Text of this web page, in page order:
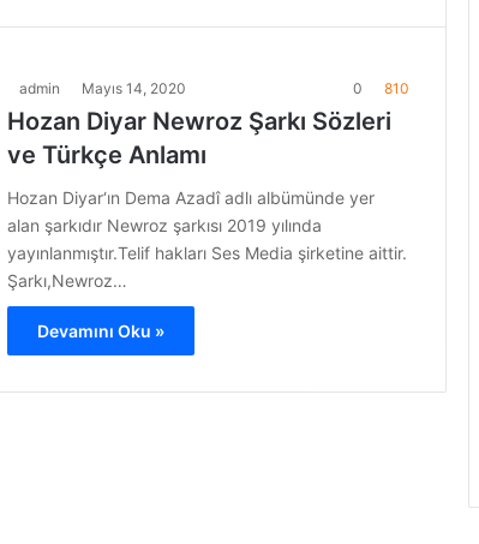
admin Mayıs 14, 2020 0 810
Hozan Diyar Newroz Şarkı Sözleri
ve Türkçe Anlamı
Hozan Diyar‘ın Dema Azadî adlı albümünde yer
alan şarkıdır Newroz şarkısı 2019 yılında
yayınlanmıştır.Telif hakları Ses Media şirketine aittir.
Şarkı,Newroz…
Devamını Oku »